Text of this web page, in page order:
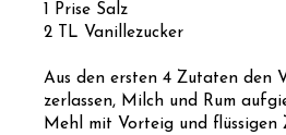
1 Prise Salz
2 TL Vanillezucker
Aus den ersten 4 Zutaten den
zerlassen, Milch und Rum
Mehl mit Vorteig und flüssigen